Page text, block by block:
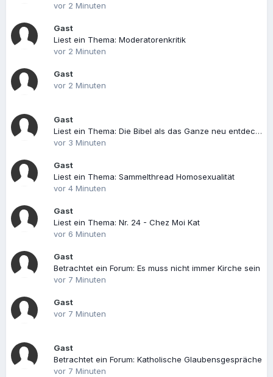
vor 2 Minuten
Gast
Liest ein Thema: Moderatorenkritik
vor 2 Minuten
Gast
vor 2 Minuten
Gast
Liest ein Thema: Die Bibel als das Ganze neu entdecken - Wort für Wort, Zeile für Zeile, Schritt für Schritt ...
vor 3 Minuten
Gast
Liest ein Thema: Sammelthread Homosexualität
vor 4 Minuten
Gast
Liest ein Thema: Nr. 24 - Chez Moi Kat
vor 6 Minuten
Gast
Betrachtet ein Forum: Es muss nicht immer Kirche sein
vor 7 Minuten
Gast
vor 7 Minuten
Gast
Betrachtet ein Forum: Katholische Glaubensgespräche
vor 7 Minuten